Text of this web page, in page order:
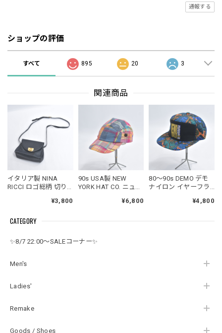
CATEGORY
✨8/7 22:00～SALEコーナー✨
Men's
Ladies'
Remake
Goods / Shoes
通報する
ショップの評価
すべて 895 20 3
関連商品
イタリア製 NINA
RICCI ロゴ総柄 切り
バックル ショルダー
フラップ 本革 カバン
存袋付き ビンテージ
USA アメリカ古着
¥3,800
90s USA製 NEW
YORK HAT CO. ニュー
ワーク マドラスチェ
プキャップ ジェット
ジ ビンテージ アメリ
カ古着 ユニセックス
¥6,800
80～90s DEMO デモ
ナイロン イヤーフラ
キャップ レトロ ヴィ
古着 ユニセックスデ
¥4,800